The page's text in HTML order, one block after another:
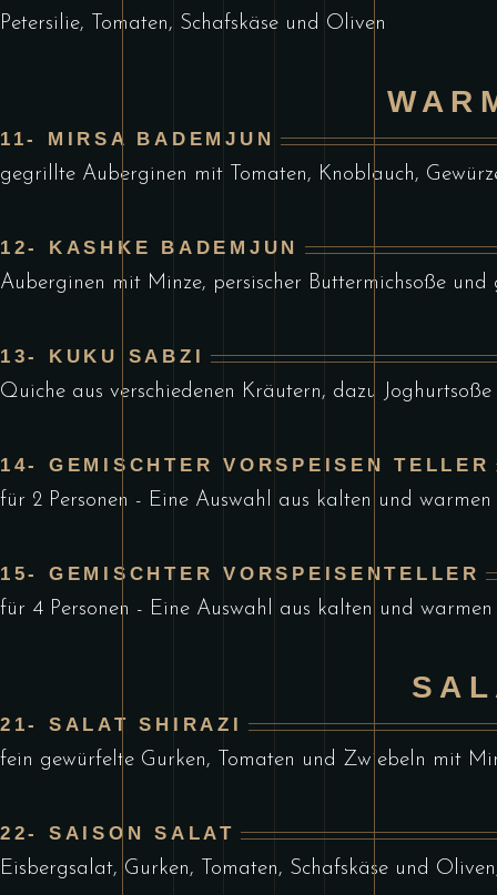
Petersilie, Tomaten, Schafskäse und Oliven
11- MIRSA BADEMJUN
gegrillte Auberginen mit Tomaten, Knoblauch,
12- KASHKE BADEMJUN
Auberginen mit Minze, persischer Buttermichsoße und
13- KUKU SABZI
Quiche aus verschiedenen Kräutern, dazu Joghurtsoße
14- GEMISCHTER VORSPEISEN TELLER
für 2 Personen - Eine Auswahl aus kalten und warmen
15- GEMISCHTER VORSPEISENTELLER
für 4 Personen - Eine Auswahl aus kalten und warmen
21- SALAT SHIRAZI
fein gewürfelte Gurken, Tomaten und Zwiebeln mit
22- SAISON SALAT
Eisbergsalat, Gurken, Tomaten, Schafskäse und